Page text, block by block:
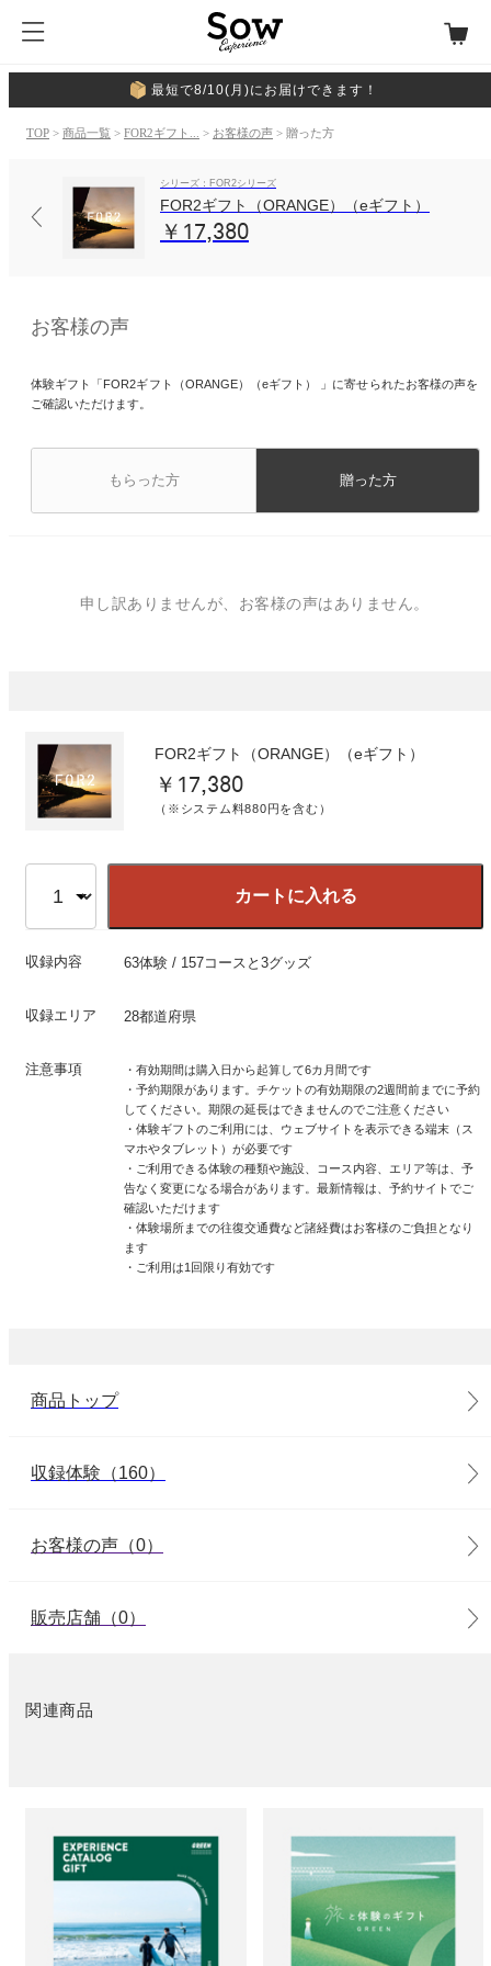
最短で8/10(月)にお届けできます！
TOP > 商品一覧 > FOR2ギフト... > お客様の声 > 贈った方
シリーズ：FOR2シリーズ
FOR2ギフト（ORANGE）（eギフト）
￥17,380
お客様の声
体験ギフト「FOR2ギフト（ORANGE）（eギフト） 」に寄せられたお客様の声を
ご確認いただけます。
もらった方 贈った方
申し訳ありませんが、お客様の声はありません。
FOR2ギフト（ORANGE）（eギフト）
￥17,380
（※システム料880円を含む）
カートに入れる
収録内容 63体験 / 157コースと3グッズ
収録エリア 28都道府県
注意事項
・有効期間は購入日から起算して6カ月間です
・予約期限があります。チケットの有効期限の2週間前までに予約
してください。期限の延長はできませんのでご注意ください
・体験ギフトのご利用には、ウェブサイトを表示できる端末（ス
マホやタブレット）が必要です
・ご利用できる体験の種類や施設、コース内容、エリア等は、予
告なく変更になる場合があります。最新情報は、予約サイトでご
確認いただけます
・体験場所までの往復交通費など諸経費はお客様のご負担となり
ます
・ご利用は1回限り有効です
商品トップ
収録体験（160）
お客様の声（0）
販売店舗（0）
関連商品